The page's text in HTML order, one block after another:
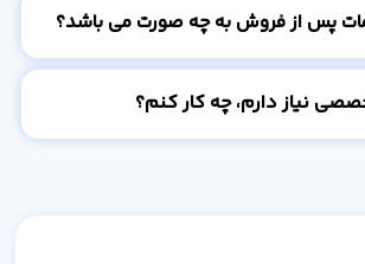
پس از فروش به چه صورت می باشد؟
نیاز دارم، چه کار کنم؟